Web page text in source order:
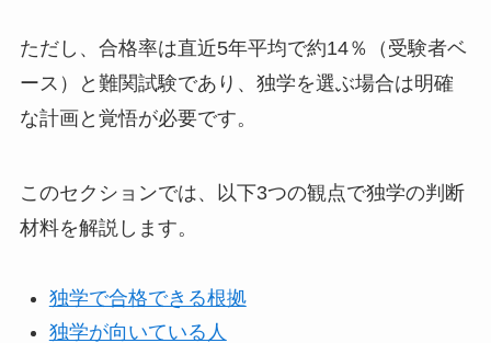
ただし、合格率は直近5年平均で約14％（受験者ベ
ース）と難関試験であり、独学を選ぶ場合は明確
な計画と覚悟が必要です。
このセクションでは、以下3つの観点で独学の判断
材料を解説します。
独学で合格できる根拠
独学が向いている人